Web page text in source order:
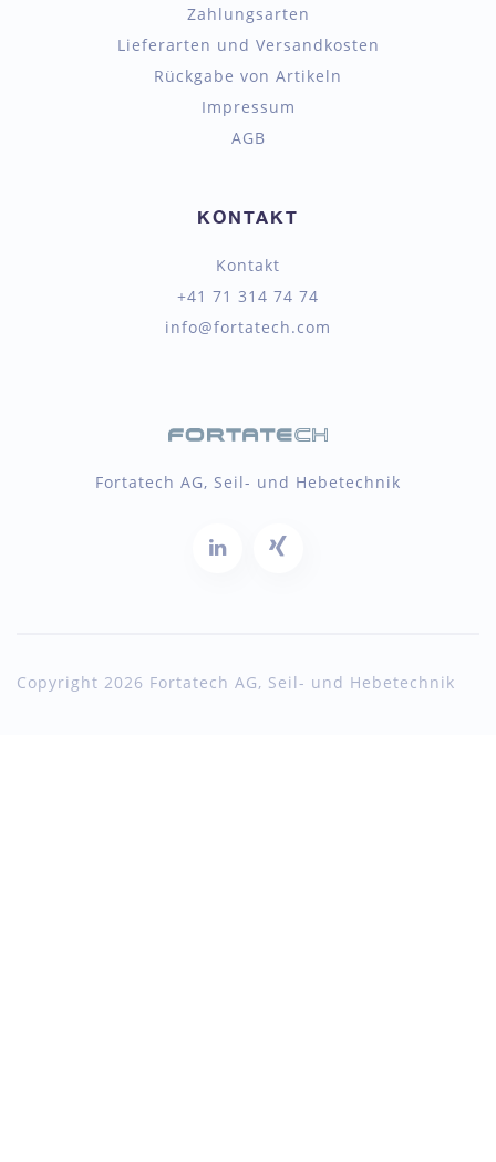
Zahlungsarten
Lieferarten und Versandkosten
Rückgabe von Artikeln
Impressum
AGB
KONTAKT
Kontakt
+41 71 314 74 74
info@fortatech.com
Fortatech AG, Seil- und Hebetechnik
Copyright 2026 Fortatech AG, Seil- und Hebetechnik